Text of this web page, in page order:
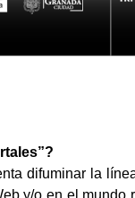
difuminar la
y/o en el